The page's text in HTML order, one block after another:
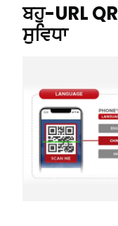
ਬਹੁ-URL
ਸੁਵਿਧਾ